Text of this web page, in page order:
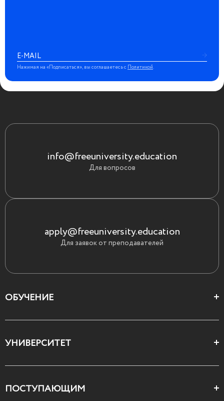
Нажимая на «Подписаться», вы соглашаетесь с Политикой.
info@freeuniversity.education
Для вопросов
apply@freeuniversity.education
Для заявок от преподавателей
ОБУЧЕНИЕ
Все курсы
УНИВЕРСИТЕТ
Декларация ценностей
ПОСТУПАЮЩИМ